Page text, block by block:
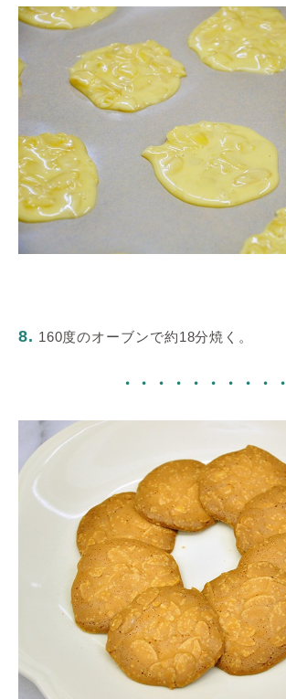
8. 160度のオーブンで約18分焼く。
・・・・・・・・・・